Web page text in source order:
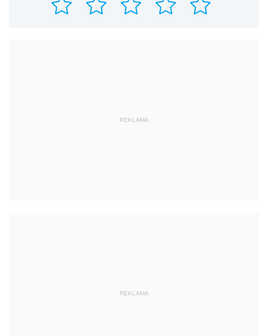
REKLAMA
REKLAMA